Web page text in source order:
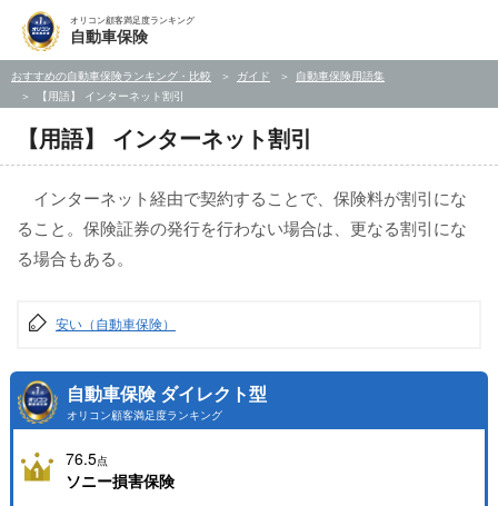
オリコン顧客満足度ランキング
自動車保険
おすすめの自動車保険ランキング・比較 ガイド
自動車保険用語集
【用語】 インターネット割引
【用語】 インターネット割引
インターネット経由で契約することで、保険料が割引にな
ること。保険証券の発行を行わない場合は、更なる割引にな
る場合もある。
安い（自動車保険）
自動車保険 ダイレクト型
オリコン顧客満足度ランキング
76.5点
ソニー損害保険